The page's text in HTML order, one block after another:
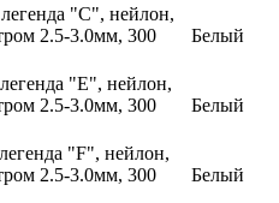
"C", нейлон,
2.5-3.0мм, 300
Белый
"E", нейлон,
2.5-3.0мм, 300
Белый
"F", нейлон,
2.5-3.0мм, 300
Белый